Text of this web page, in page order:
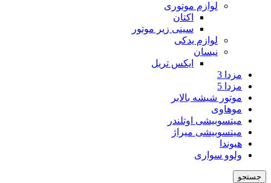
لوازم موتوری
اکتان
سینی زیر موتور
لوازم یدکی
نیسان
ایکس تریل
مزدا 3
مزدا 5
موتور شیشه بالابر
موهاوی
میتسوبیشی اوتلندر
میتسوبیشی میراژ
هیوندا
ولوو سواری
جستجو